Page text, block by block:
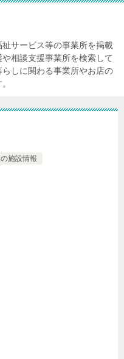
祉サービス等の事業所を掲載
相談支援事業所を検索して
しに関わる事業所やお店の
施設情報